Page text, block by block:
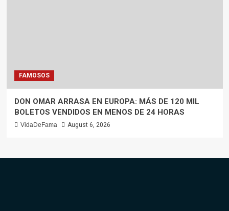
FAMOSOS
DON OMAR ARRASA EN EUROPA: MÁS DE 120 MIL
BOLETOS VENDIDOS EN MENOS DE 24 HORAS
VidaDeFama August 6, 2026